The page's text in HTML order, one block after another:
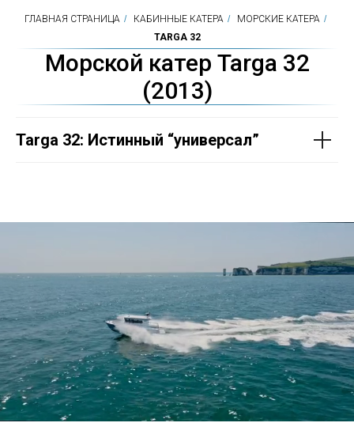
ГЛАВНАЯ СТРАНИЦА / КАБИННЫЕ КАТЕРА / МОРСКИЕ КАТЕРА /
TARGA 32
Морской катер Targa 32
(2013)
Targa 32: Истинный “универсал”